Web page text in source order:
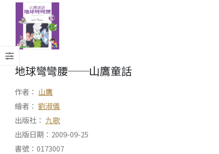
地球彎彎腰──山鷹童話
作者： 山鷹
繪者： 劉淑儀
出版社： 九歌
出版日期：2009-09-25
書號：0173007